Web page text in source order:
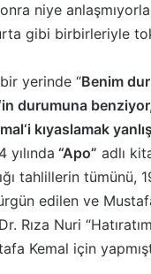
niye
gibi birbirleriyle
yerinde “Benim
durumuna
kıyaslamak
yılında “Apo” adlı
tahlillerin tümünü,
edilen ve
Rıza Nuri
Kemal için